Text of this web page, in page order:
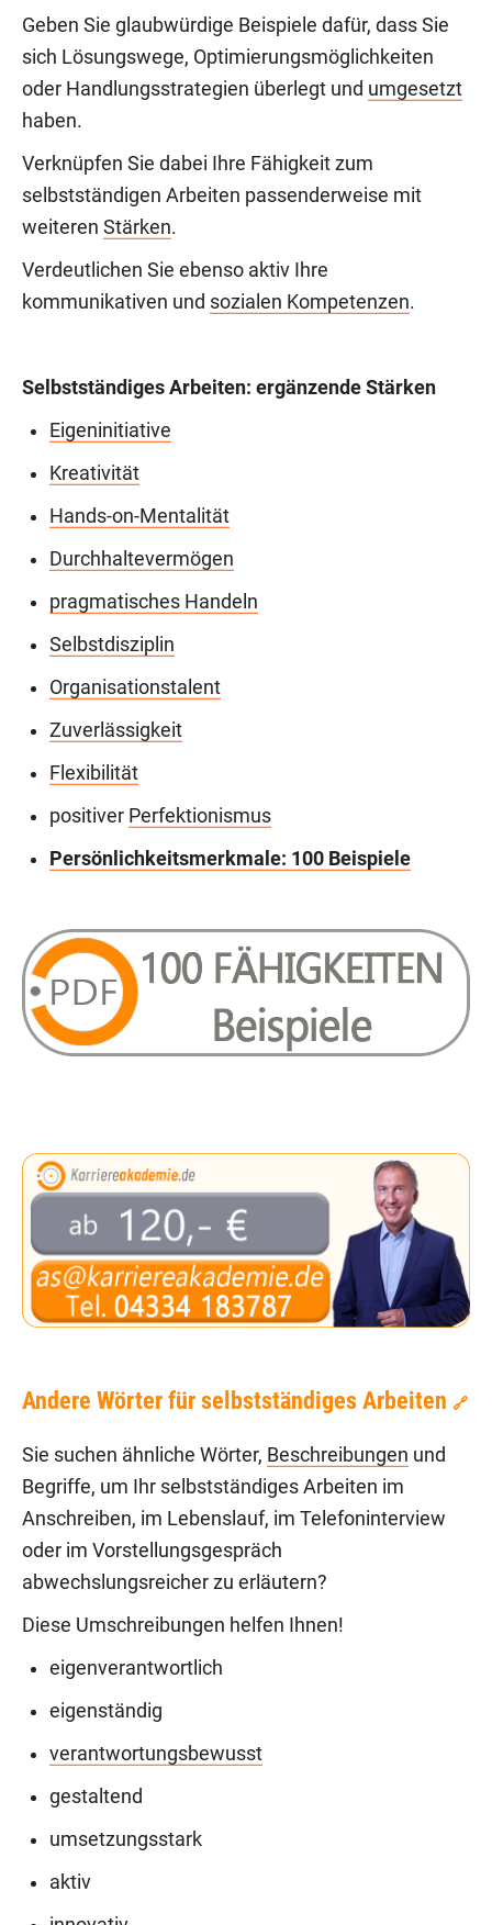
Geben Sie glaubwürdige Beispiele dafür, dass Sie
sich Lösungswege, Optimierungsmöglichkeiten
oder Handlungsstrategien überlegt und umgesetzt
haben.
Verknüpfen Sie dabei Ihre Fähigkeit zum
selbstständigen Arbeiten passenderweise mit
weiteren Stärken.
Verdeutlichen Sie ebenso aktiv Ihre
kommunikativen und sozialen Kompetenzen.
Selbstständiges Arbeiten: ergänzende Stärken
Eigeninitiative
Kreativität
Hands-on-Mentalität
Durchhaltevermögen
pragmatisches Handeln
Selbstdisziplin
Organisationstalent
Zuverlässigkeit
Flexibilität
positiver Perfektionismus
Persönlichkeitsmerkmale: 100 Beispiele
Andere Wörter für selbstständiges Arbeiten 🔗
Sie suchen ähnliche Wörter, Beschreibungen und
Begriffe, um Ihr selbstständiges Arbeiten im
Anschreiben, im Lebenslauf, im Telefoninterview
oder im Vorstellungsgespräch
abwechslungsreicher zu erläutern?
Diese Umschreibungen helfen Ihnen!
eigenverantwortlich
eigenständig
verantwortungsbewusst
gestaltend
umsetzungsstark
aktiv